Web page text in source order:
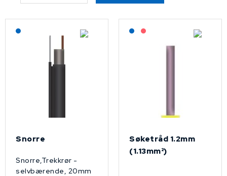
Lagerført: NEK Kabel
Snorre
Snorre,Trekkrør -
selvbærende, 20mm
Lagerført: NEK Kabel
På forespørsel
Søketråd 1.2mm
(1.13mm²)